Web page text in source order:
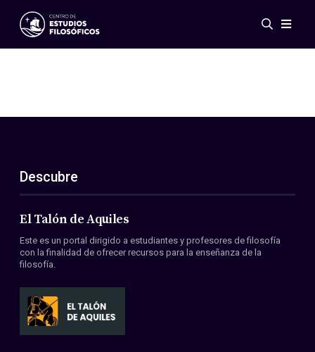
Eventos
ES
EN
Acerca de nosotros
Miembros
Convenios
Descubre
El Talón de Aquiles
Este es un portal dirigido a estudiantes y profesores de filosofía
con la finalidad de ofrecer recursos para la enseñanza de la
filosofía.